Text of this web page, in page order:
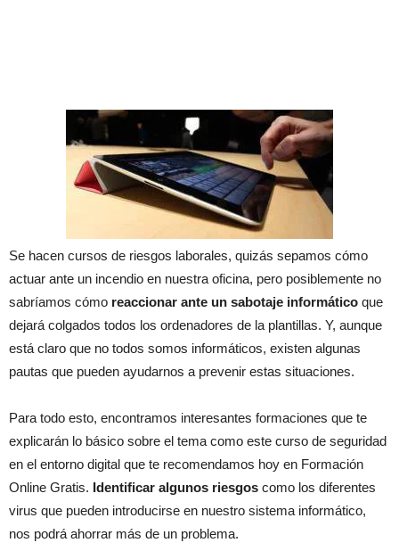
Se hacen cursos de riesgos laborales, quizás sepamos cómo
actuar ante un incendio en nuestra oficina, pero posiblemente no
sabríamos cómo reaccionar ante un sabotaje informático que
dejará colgados todos los ordenadores de la plantillas. Y, aunque
está claro que no todos somos informáticos, existen algunas
pautas que pueden ayudarnos a prevenir estas situaciones.
Para todo esto, encontramos interesantes formaciones que te
explicarán lo básico sobre el tema como este curso de seguridad
en el entorno digital que te recomendamos hoy en Formación
Online Gratis. Identificar algunos riesgos como los diferentes
virus que pueden introducirse en nuestro sistema informático,
nos podrá ahorrar más de un problema.